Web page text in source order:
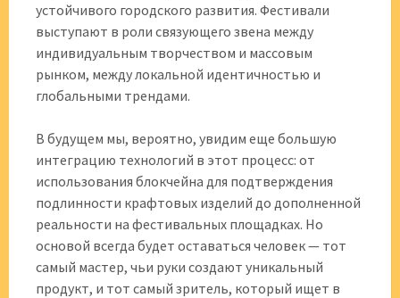
устойчивого городского развития. Фестивали
выступают в роли связующего звена между
индивидуальным творчеством и массовым
рынком, между локальной идентичностью и
глобальными трендами.
В будущем мы, вероятно, увидим еще большую
интеграцию технологий в этот процесс: от
использования блокчейна для подтверждения
подлинности крафтовых изделий до дополненной
реальности на фестивальных площадках. Но
основой всегда будет оставаться человек — тот
самый мастер, чьи руки создают уникальный
продукт, и тот самый зритель, который ищет в